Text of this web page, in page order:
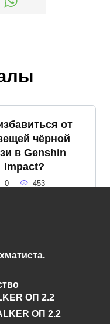
от
чёрной
в Genshin
Impact?
0 453
в Genshin
0
ОП 2.2
ОП 2.2